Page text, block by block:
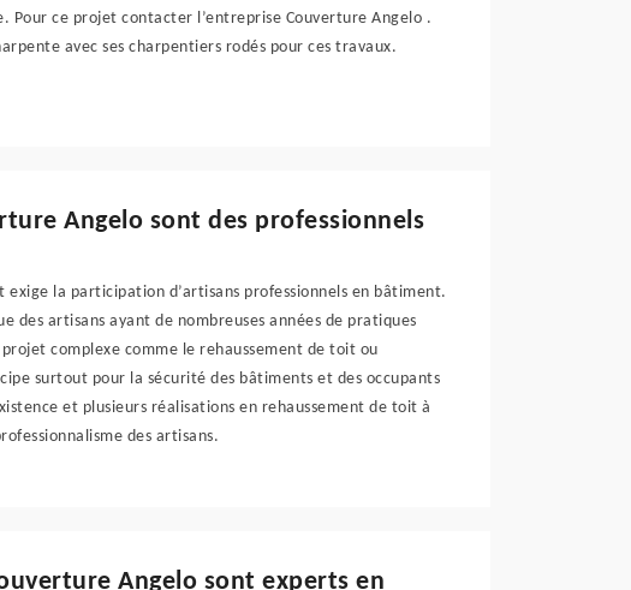
Pour ce projet contacter l’entreprise Couverture Angelo .
avec ses charpentiers rodés pour ces travaux.
Angelo sont des professionnels
la participation d’artisans professionnels en bâtiment.
des artisans ayant de nombreuses années de pratiques
complexe comme le rehaussement de toit ou
surtout pour la sécurité des bâtiments et des occupants
et plusieurs réalisations en rehaussement de toit à
des artisans.
Angelo sont experts en